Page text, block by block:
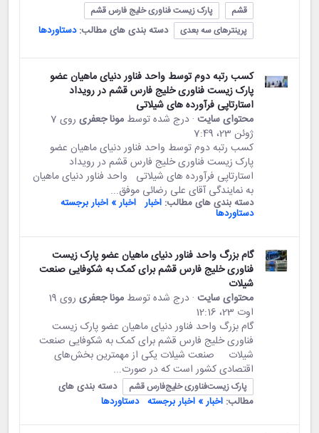
قشم
پارک زیست فناوری خلیج فارس قشم
پرینترهای سه بعدی
دسته بندی های مطالب:دستاوردها
کسب رتبه دوم توسط واحد فناور دنیای ماهیان عضو
پارک زیست فناوری خلیج فارس قشم در رویداد
استارتاپی فرآورده های شیلاتی
محتوای سایت · درج شده توسط مونا جعفری
روی 7
ژوئن 23،‏ 7:49
کسب رتبه دوم توسط واحد فناور دنیای ماهیان عضو
پارک زیست فناوری خلیج فارس قشم در رویداد
استارتاپی فرآورده های شیلاتی واحد فناور دنیای ماهیان
به نمایندگی آقای علی رضائی موفق...
دسته بندی های مطالب: اخبار اخبار » اخبار برجسته
دستاوردها
گام بزرگ واحد فناور دنیای ماهیان عضو پارک زیست
فناوری خلیج فارس قشم برای کمک به شکوفایی صنعت
شیلات
محتوای سایت · درج شده توسط مونا جعفری
روی 19
اوت 23،‏ 12:16
گام بزرگ واحد فناور دنیای ماهیان عضو پارک زیست
فناوری خلیج فارس قشم برای کمک به شکوفایی صنعت
شیلات صنعت شیلات یکی از مهمترین بخش‌های
اقتصادی کشور است که در صورت...
پارک زیست‌فناوری خلیج‌فارس قشم
دسته بندی های
مطالب: اخبار » اخبار برجسته دستاوردها